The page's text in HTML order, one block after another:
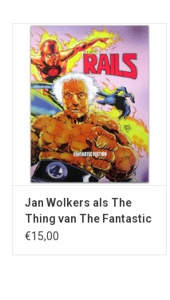
Jan Wolkers als The
Thing van The Fantastic
Four - 2006
€15,00